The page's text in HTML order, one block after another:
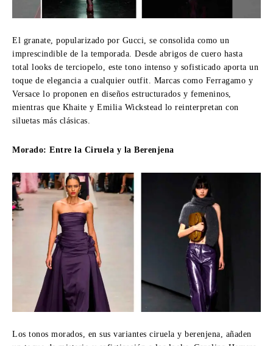
El granate, popularizado por Gucci, se consolida como un
imprescindible de la temporada. Desde abrigos de cuero hasta
total looks de terciopelo, este tono intenso y sofisticado aporta un
toque de elegancia a cualquier outfit. Marcas como Ferragamo y
Versace lo proponen en diseños estructurados y femeninos,
mientras que Khaite y Emilia Wickstead lo reinterpretan con
siluetas más clásicas.
Morado: Entre la Ciruela y la Berenjena
Los tonos morados, en sus variantes ciruela y berenjena, añaden